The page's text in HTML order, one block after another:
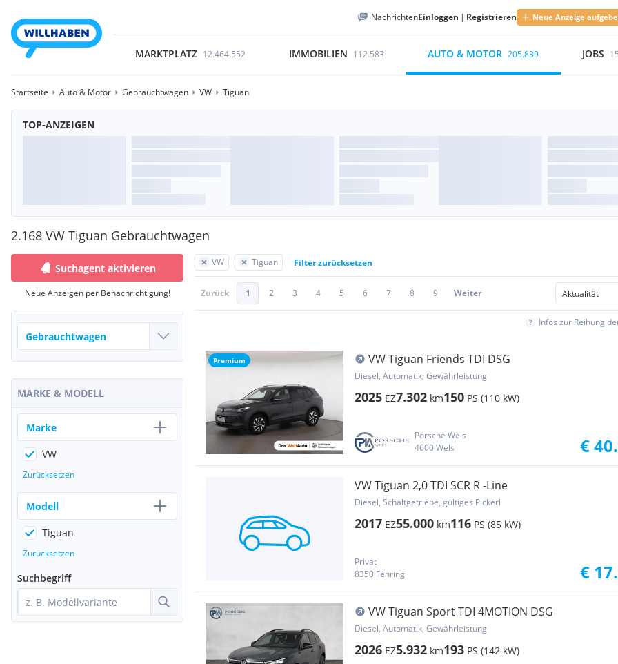
NachrichtenEinloggen | Registrieren Neue Anzeige
MARKTPLATZ 12.464.552 IMMOBILIEN 112.583 AUTO & MOTOR 205.839 JOBS
Startseite Auto & Motor Gebrauchtwagen VW Tiguan
TOP-ANZEIGEN
2.168 VW Tiguan Gebrauchtwagen
VW Tiguan Filter zurücksetzen
Zurück 1 2 3 4 5 6 7 8 9 Weiter
Infos zur Reihung
Premium VW Tiguan Friends TDI DSG
Diesel, Automatik, Gewährleistung
2025 EZ7.302 km150 PS (110 kW)
Porsche Wels
4600 Wels
€
VW Tiguan 2,0 TDI SCR R -Line
Diesel, Schaltgetriebe, gültiges Pickerl
2017 EZ55.000 km116 PS (85 kW)
Privat
8350 Fehring
€
VW Tiguan Sport TDI 4MOTION DSG
Diesel, Automatik, Gewährleistung
2026 EZ5.932 km193 PS (142 kW)
Suchagent aktivieren
Neue Anzeigen per Benachrichtigung!
MARKE & MODELL
Marke
VW
Zurücksetzen
Modell
Tiguan
Zurücksetzen
Suchbegriff